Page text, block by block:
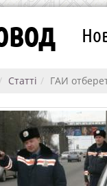
Статті ГАИ